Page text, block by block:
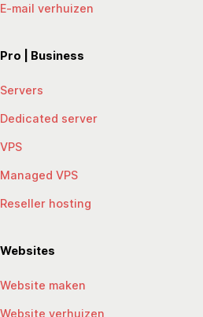
E-mail verhuizen
Pro | Business
Servers
Dedicated server
VPS
Managed VPS
Reseller hosting
Websites
Website maken
Website verhuizen